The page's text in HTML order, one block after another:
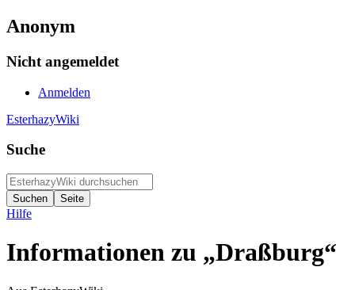
Anonym
Nicht angemeldet
Anmelden
EsterhazyWiki
Suche
Hilfe
Informationen zu „Draßburg“